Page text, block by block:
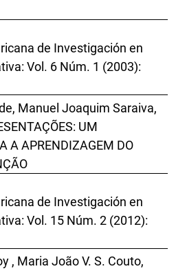
de Investigación en
Vol. 6 Núm. 1 (2003):
Manuel Joaquim Saraiva,
UM
A APRENDIZAGEM DO
de Investigación en
Vol. 15 Núm. 2 (2012):
, Maria João V. S. Couto,